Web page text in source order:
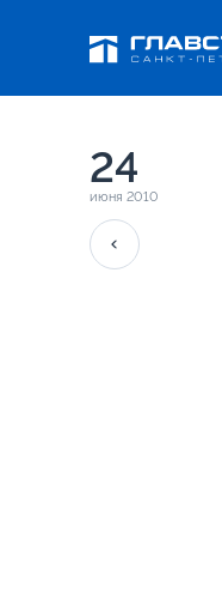
24
июня 2010